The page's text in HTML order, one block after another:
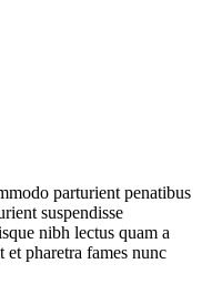
parturient penatibus
suspendisse
nibh lectus quam a
pharetra fames nunc